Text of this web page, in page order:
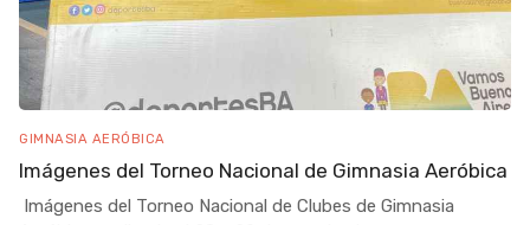
GIMNASIA AERÓBICA
Imágenes del Torneo Nacional de Gimnasia Aeróbica
Imágenes del Torneo Nacional de Clubes de Gimnasia